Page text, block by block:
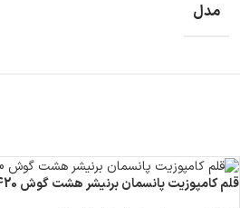
مدل
قلم کامپوزیت پانسمان برنیشر هشت گوش 420